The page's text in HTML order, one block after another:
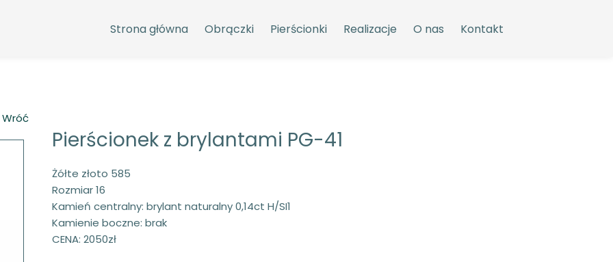
Strona główna Obrączki Pierścionki Realizacje O nas Kontakt
Wróć
Żółte złoto 585
Rozmiar 16
Kamień centralny: brylant naturalny 0,14ct H/SI1
Kamienie boczne: brak
CENA: 2050zł
Pierścionek z brylantami PG-41